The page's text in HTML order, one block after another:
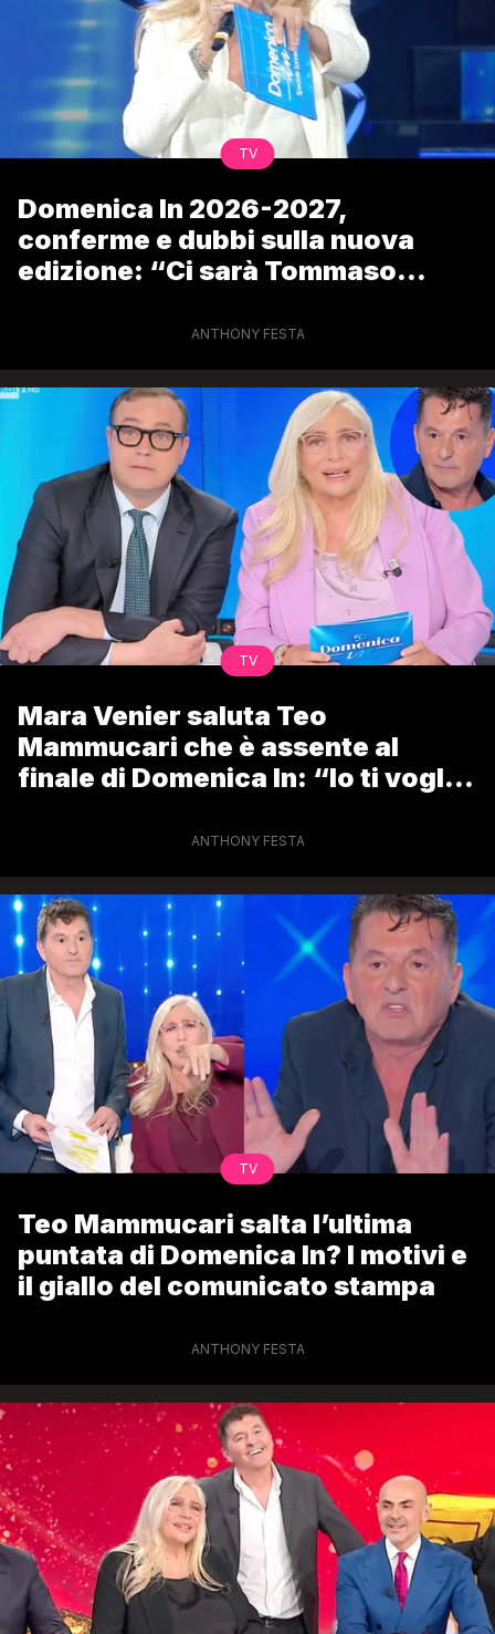
TV
Domenica In 2026-2027,
conferme e dubbi sulla nuova
edizione: “Ci sarà Tommaso
ANTHONY FESTA
TV
Mara Venier saluta Teo
Mammucari che è assente al
finale di Domenica In: “Io ti voglio
ANTHONY FESTA
TV
Teo Mammucari salta l’ultima
puntata di Domenica In? I motivi e
il giallo del comunicato stampa
ANTHONY FESTA